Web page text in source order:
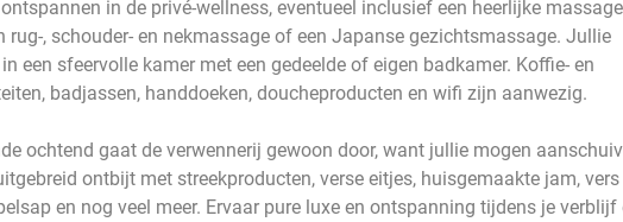
in de privé-wellness, eventueel inclusief een heerlijke
rug-, schouder- en nekmassage of een Japanse gezichtsmassage. Jullie
een sfeervolle kamer met een gedeelde of eigen badkamer. Koffie- en
badjassen, handdoeken, doucheproducten en wifi zijn aanwezig.
ochtend gaat de verwennerij gewoon door, want jullie mogen
ontbijt met streekproducten, verse eitjes, huisgemaakte jam, vers
en nog veel meer. Ervaar pure luxe en ontspanning tijdens je verblijf